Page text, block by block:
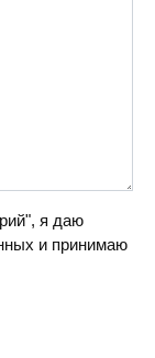
я даю
и принимаю